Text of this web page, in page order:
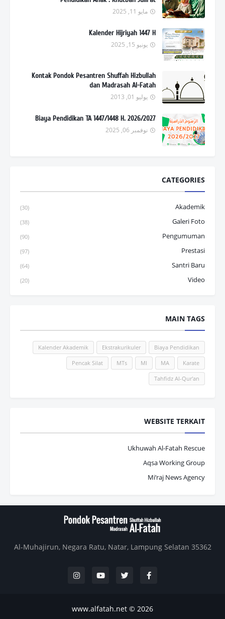
مايو 11, 2025
Kalender Hijriyah 1447 H
يونيو 15, 2025
Kontak Pondok Pesantren Shuffah Hizbullah
dan Madrasah Al-Fatah
يوليو 01, 2013
Biaya Pendidikan TA 1447/1448 H. 2026/2027
نوفمبر 06, 2025
CATEGORIES
Akademik
(30)
Galeri Foto
(38)
Pengumuman
(90)
Prestasi
(97)
Santri Baru
(64)
Video
(20)
MAIN TAGS
Biaya Pendidikan
Ekstrakurikuler
Kalender Akademik
Karate
MA
MI
MTs
Pencak Silat
Tahfidz Al-Qur'an
WEBSITE TERKAIT
Ukhuwah Al-Fatah Rescue
Aqsa Working Group
Mi’raj News Agency
Al-Muhajirun, Negara Ratu, Natar, Lampung Selatan 35362
2026 ©
www.alfatah.net